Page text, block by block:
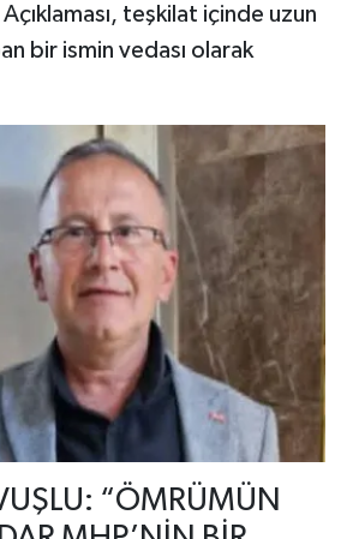
teşkilat içinde uzun
bir ismin vedası olarak
“ÖMRÜMÜN